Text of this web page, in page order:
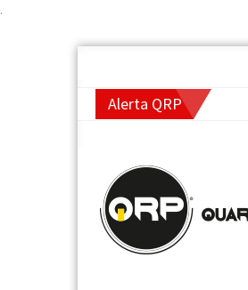
.
Alerta QRP